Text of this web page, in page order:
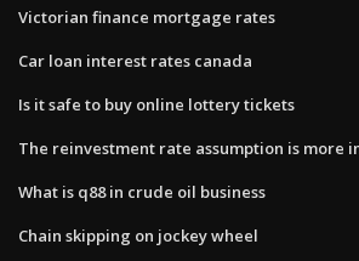
Victorian finance mortgage rates
Car loan interest rates canada
Is it safe to buy online lottery tickets
The reinvestment rate assumption is more
What is q88 in crude oil business
Chain skipping on jockey wheel